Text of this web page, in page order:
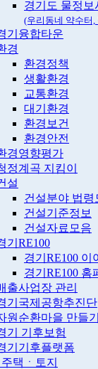
경기도 물정보
(우리동네 약수터
기융합타운
경
환경정책
생활환경
교통환경
대기환경
환경보건
환경안전
경영향평가
정계곡 지킴이
설
건설분야 법령
건설기준정보
건설자료모음
기RE100
경기RE100 이
경기RE100 홈
출사업장 관리
기국제공항추진단
원순환마을 만들기
기 기후보험
기기후플랫폼
택ㆍ토지